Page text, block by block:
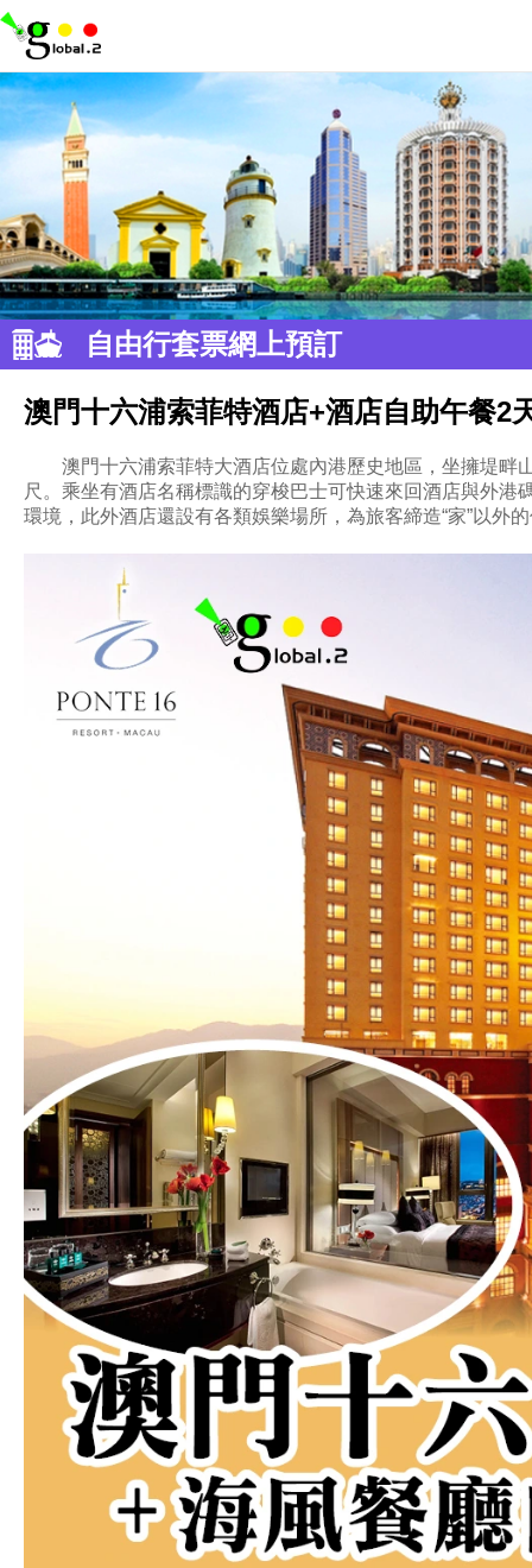
自由行套票網上預訂
澳門十六浦索菲特酒店+酒店自助午餐2
澳門十六浦索菲特大酒店位處內港歷史地區，坐擁堤畔
尺。乘坐有酒店名稱標識的穿梭巴士可快速來回酒店與外
環境，此外酒店還設有各類娛樂場所，為旅客締造“家”以外